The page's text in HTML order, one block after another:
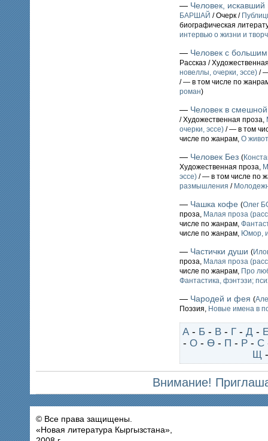
— Человек,
БАРШАЙ / Очерк /
биографическая
интервью о жизни и
— Человек с
Рассказ /
новеллы, очерки, эссе) /
/ — в том числе по
роман)
— Человек в
/ Художественная проза,
очерки, эссе) / — в том
числе по жанрам, О
— Человек Без (
Художественная проза,
эссе) / — в том числе по
размышления /
— Чашка кофе (Олег
проза, Малая проза
числе по жанрам,
числе по жанрам, Юмор,
— Частички души (
проза, Малая проза
числе по жанрам, Про
Фантастика, фэнтэзи;
— Чародей и фея (
Поэзия, Новые имена в
А - Б - В - Г - Д -
- О- Ө- П - Р- С
Щ
Внимание!
© Все права защищены.
«Новая литература Кыргызстана»,